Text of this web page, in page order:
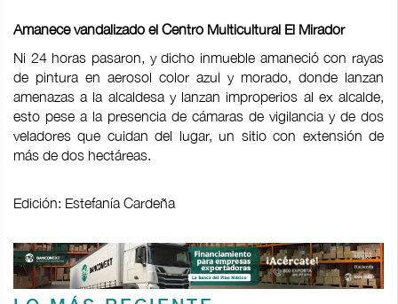
Amanece vandalizado el Centro Multicultural El Mirador
Ni 24 horas pasaron, y dicho inmueble amaneció con rayas
de pintura en aerosol color azul y morado, donde lanzan
amenazas a la alcaldesa y lanzan improperios al ex alcalde,
esto pese a la presencia de cámaras de vigilancia y de dos
veladores que cuidan del lugar, un sitio con extensión de
más de dos hectáreas.
Edición: Estefanía Cardeña